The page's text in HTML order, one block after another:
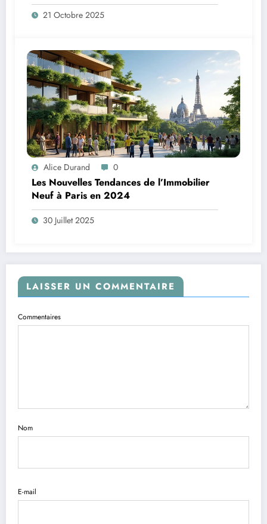
21 Octobre 2025
Alice Durand 0
Les Nouvelles Tendances de l’Immobilier
Neuf à Paris en 2024
30 Juillet 2025
LAISSER UN COMMENTAIRE
Commentaires
Nom
E-mail